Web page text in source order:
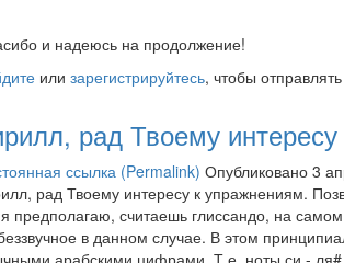
и надеюсь на продолжение!
или зарегистрируйтесь, чтобы
рад Твоему интересу
ссылка (Permalink) Опубликовано 3
рад Твоему интересу к упражнениям.
я предполагаю, считаешь глиссандо, на
в данном случае. В этом
арабскими цифрами. Т.е. ноты си - ля#